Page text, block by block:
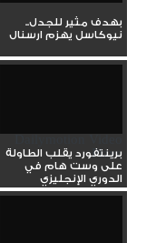
بهدف مثير للجدل..
نيوكاسل يهزم ارسنال
Playe
برينتفورد يقلب الطاولة
على وست هام في
الدوري الإنجليزي